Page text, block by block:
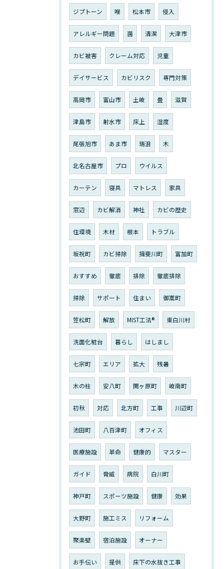
ジプトーン 喉 松本市 侵入
アレルギー問題 菌 清潔 大津市
カビ被害 クレーム対応 児童
デイサービス カビリスク 専門対策
高岡市 富山市 土岐 畳 滋賀
津島市 射水市 床上 湿度
尾張旭市 あま市 瑞浪 木
北名古屋市 プロ ウイルス
カーテン 寝具 マトレス 家具
窓辺 カビ解消 神社 カビの歴史
住環境 木材 根本 トラブル
坂祝町 カビ掃除 揖斐川町 富加町
おすすめ 徹底 排除 徹底排除
掃除 サポート 住まい 御嵩町
笠松町 解放 MIST工法®︎ 東白川村
洗面化粧台 暮らし はしまし
七宗町 エリア 拡大 残暑
木の柱 安八町 関ヶ原町 岐南町
初秋 対応 北方町 工事 川辺町
池田町 八百津町 オフィス
医療施設 革命 健康的 マスター
ガイド 脅威 病院 白川町
神戸町 スポーツ施設 健康 効果
大野町 施工ミス リフォーム
聚楽壁 宿泊施設 オーナー
お手伝い 提供 床下の水抜き工事